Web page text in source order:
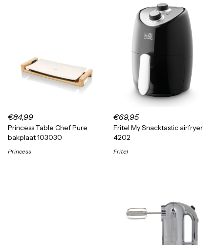
€84,99
Princess Table Chef Pure
bakplaat 103030
Princess
€69,95
Fritel My Snacktastic airfryer
4202
Fritel